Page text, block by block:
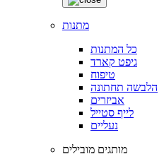
מתנות
כל המתנות
גיפט קארד
טיפוח
הלבשה תחתונה
אביזרים
לייף סטייל
נעליים
מותגים מובילים